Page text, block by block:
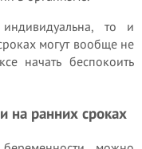
то и
могут вообще не
начать беспокоить
на ранних сроках